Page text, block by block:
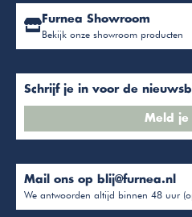
Furnea Showroom
Bekijk onze showroom producten
Schrijf je in voor de
Meld je
Mail ons op blij@furnea.nl
We antwoorden altijd binnen 48 uur